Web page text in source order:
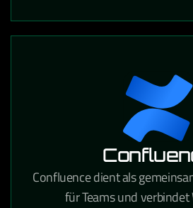
vieles mehr
klaren Überblick über
Vertriebszyklus.
Confluence dient als
für Teams und